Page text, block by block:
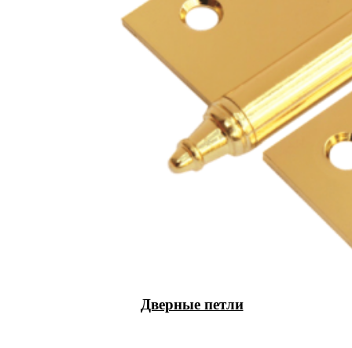
Дверные петли